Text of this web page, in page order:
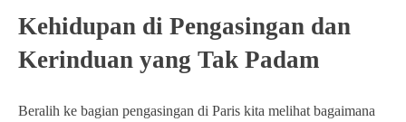
Kehidupan di Pengasingan dan
Kerinduan yang Tak Padam
Beralih ke bagian pengasingan di Paris kita melihat bagaimana